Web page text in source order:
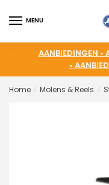
MENU
AANBIEDINGEN •
•
Home / Molens & Reels /